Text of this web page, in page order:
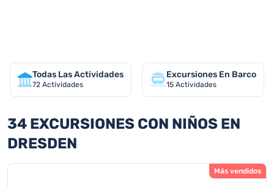
Todas Las Actividades
72 Actividades
Excursiones En Barco
15 Actividades
34 EXCURSIONES CON NIÑOS EN
DRESDEN
Más vendidos